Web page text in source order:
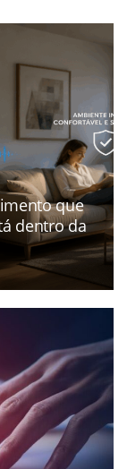
que
dentro da